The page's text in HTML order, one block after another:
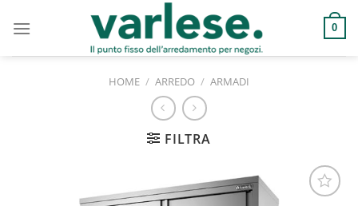
0
HOME / ARREDO / ARMADI
FILTRA